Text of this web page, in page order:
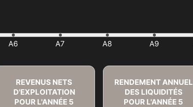
REVENUS NETS
D'EXPLOITATION
POUR L'ANNÉE 5
RENDEMENT ANNUEL
DES LIQUIDITÉS
POUR L'ANNÉE 5